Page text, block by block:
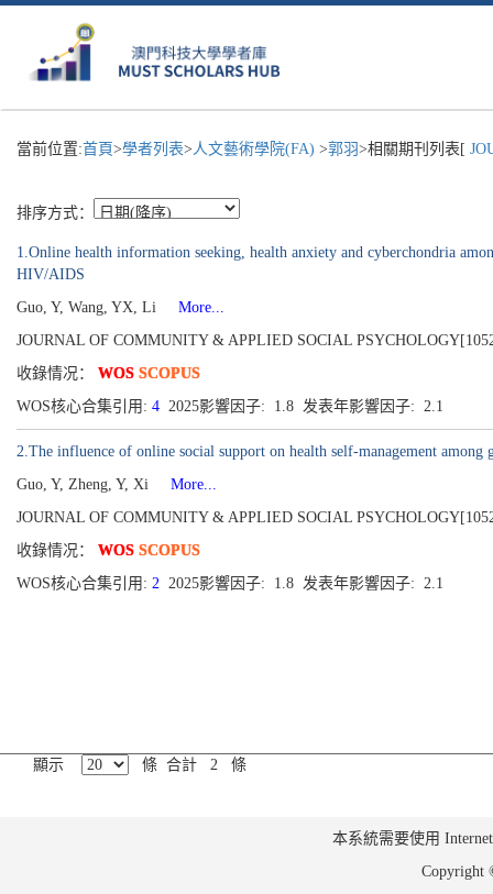
當前位置:首頁>學者列表>人文藝術學院(FA) >郭羽>相關期刊列表[
排序方式：
1.Online health information seeking, health anxiety and cyberchondria
HIV/AIDS
Guo, Y, Wang, YX, Li
More...
JOURNAL OF COMMUNITY & APPLIED SOCIAL
收錄情况： WOS SCOPUS
WOS核心合集引用: 4 2025影響因子: 1.8 发表年影響因子: 2.1
2.The influence of online social support on health self-management
Guo, Y, Zheng, Y, Xi
More...
JOURNAL OF COMMUNITY & APPLIED SOCIAL
收錄情况： WOS SCOPUS
WOS核心合集引用: 2 2025影響因子: 1.8 发表年影響因子: 2.1
顯示 條 合計 2 條
本系統需要使用
Copyright